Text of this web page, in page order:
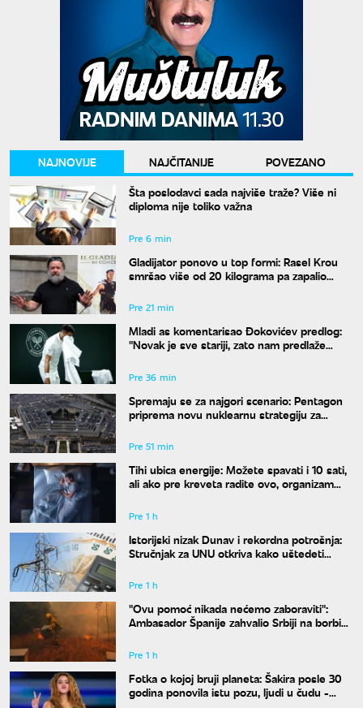
NAJNOVIJE NAJČITANIJE
POVEZANO
Šta poslodavci sada najviše traže? Više ni
diploma nije toliko važna
Pre 6 min
Gladijator ponovo u top formi: Rasel Krou
smršao više od 20 kilograma pa zapalio
Pre 21 min
Mladi as komentarisao Đokovićev predlog:
"Novak je sve stariji, zato nam predlaže
Pre 36 min
Spremaju se za najgori scenario: Pentagon
priprema novu nuklearnu strategiju za
Pre 51 min
Tihi ubica energije: Možete spavati i 10 sati,
ali ako pre kreveta radite ovo, organizam
Pre 1 h
Istorijski nizak Dunav i rekordna potrošnja:
Stručnjak za UNU otkriva kako uštedeti
Pre 1 h
"Ovu pomoć nikada nećemo zaboraviti":
Ambasador Španije zahvalio Srbiji na borbi
Pre 1 h
Fotka o kojoj bruji planeta: Šakira posle 30
godina ponovila istu pozu, ljudi u čudu -